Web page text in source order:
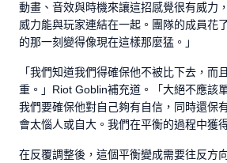
動畫、音效與時機來讓這招感覺很有威力
威力能與玩家連結在一起。團隊的成員花
的那一刻變得像現在這樣那麼猛。」
「我們知道我們得確保他不被比下去，而
重。」Riot Goblin補充道。「大絕不應該
我們要確保他對自己夠有自信，同時還保
會太惱人或自大。我們在平衡的過程中獲
在反覆調整後，這個平衡變成需要往反